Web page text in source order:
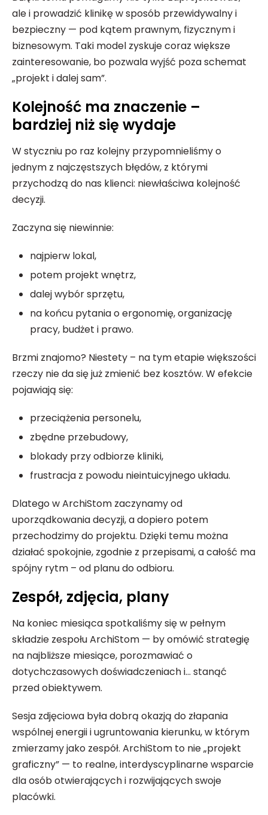
ale i prowadzić klinikę w sposób przewidywalny i
bezpieczny — pod kątem prawnym, fizycznym i
biznesowym. Taki model zyskuje coraz większe
zainteresowanie, bo pozwala wyjść poza schemat
„projekt i dalej sam”.
Kolejność ma znaczenie –
bardziej niż się wydaje
W styczniu po raz kolejny przypomnieliśmy o
jednym z najczęstszych błędów, z którymi
przychodzą do nas klienci: niewłaściwa kolejność
decyzji.
Zaczyna się niewinnie:
najpierw lokal,
potem projekt wnętrz,
dalej wybór sprzętu,
na końcu pytania o ergonomię, organizację
pracy, budżet i prawo.
Brzmi znajomo? Niestety – na tym etapie większości
rzeczy nie da się już zmienić bez kosztów. W efekcie
pojawiają się:
przeciążenia personelu,
zbędne przebudowy,
blokady przy odbiorze kliniki,
frustracja z powodu nieintuicyjnego układu.
Dlatego w ArchiStom zaczynamy od
uporządkowania decyzji, a dopiero potem
przechodzimy do projektu. Dzięki temu można
działać spokojnie, zgodnie z przepisami, a całość ma
spójny rytm – od planu do odbioru.
Zespół, zdjęcia, plany
Na koniec miesiąca spotkaliśmy się w pełnym
składzie zespołu ArchiStom — by omówić strategię
na najbliższe miesiące, porozmawiać o
dotychczasowych doświadczeniach i… stanąć
przed obiektywem.
Sesja zdjęciowa była dobrą okazją do złapania
wspólnej energii i ugruntowania kierunku, w którym
zmierzamy jako zespół. ArchiStom to nie „projekt
graficzny” — to realne, interdyscyplinarne wsparcie
dla osób otwierających i rozwijających swoje
placówki.